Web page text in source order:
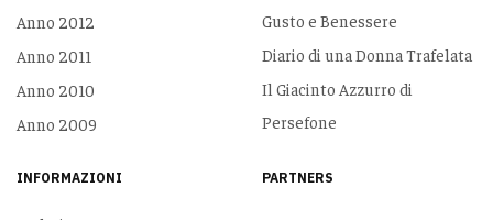
Anno 2012
Anno 2011
Anno 2010
Anno 2009
Gusto e Benessere
Diario di una Donna Trafelata
Il Giacinto Azzurro di
Persefone
INFORMAZIONI PARTNERS